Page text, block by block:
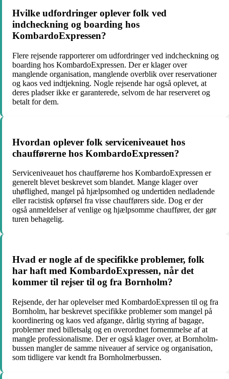
Hvilke udfordringer oplever folk ved
indcheckning og boarding hos
KombardoExpressen?
Flere rejsende rapporterer om udfordringer ved indcheckning og
boarding hos KombardoExpressen. Der er klager over
manglende organisation, manglende overblik over reservationer
og kaos ved indtjekning. Nogle rejsende har også oplevet, at
deres pladser ikke er garanterede, selvom de har reserveret og
betalt for dem.
Hvordan oplever folk serviceniveauet hos
chaufførerne hos KombardoExpressen?
Serviceniveauet hos chaufførerne hos KombardoExpressen er
generelt blevet beskrevet som blandet. Mange klager over
uhøflighed, mangel på hjælpsomhed og undertiden nedladende
eller racistisk opførsel fra visse chaufførers side. Dog er der
også anmeldelser af venlige og hjælpsomme chauffører, der gør
turen behagelig.
Hvad er nogle af de specifikke problemer, folk
har haft med KombardoExpressen, når det
kommer til rejser til og fra Bornholm?
Rejsende, der har oplevelser med KombardoExpressen til og fra
Bornholm, har beskrevet specifikke problemer som mangel på
koordinering og kaos ved afgange, dårlig styring af bagage,
problemer med billetsalg og en overordnet fornemmelse af at
mangle professionalisme. Der er også klager over, at Bornholm-
bussen mangler de samme niveauer af service og organisation,
som tidligere var kendt fra Bornholmerbussen.